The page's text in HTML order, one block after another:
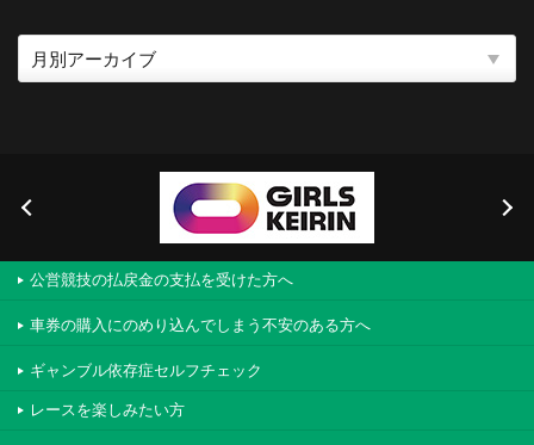
公営競技の払戻金の支払を受けた方へ
車券の購入にのめり込んでしまう不安のある方へ
ギャンブル依存症セルフチェック
レースを楽しみたい方